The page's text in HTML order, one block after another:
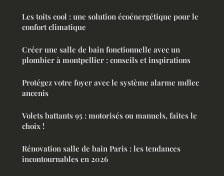
Les toits cool : une solution écoénergétique pour le
confort climatique
Créer une salle de bain fonctionnelle avec un
plombier à montpellier : conseils et inspirations
Protégez votre foyer avec le système alarme mdlec
ancenis
Volets battants 95 : motorisés ou manuels, faites le
choix !
Rénovation salle de bain Paris : les tendances
incontournables en 2026